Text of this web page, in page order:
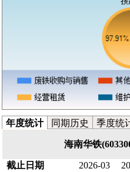
年度统计 同期历史 季度统
海南华铁
截止日期 2026-03